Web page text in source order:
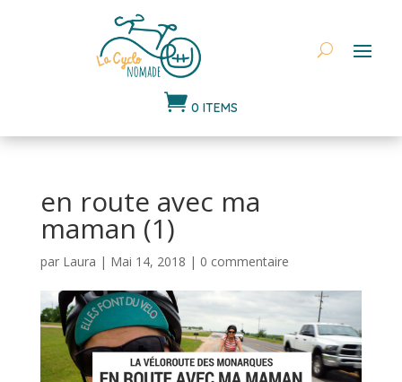
 0 ITEMS
en route avec ma
maman (1)
par Laura | Mai 14, 2018 | 0 commentaire